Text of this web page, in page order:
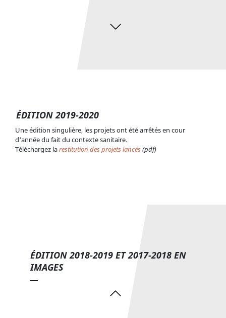
ÉDITION 2019-2020
Une édition singulière, les projets ont été arrêtés en cour
d'année du fait du contexte sanitaire.
Téléchargez larestitution des projets lancés(pdf)
ÉDITION 2018-2019 ET 2017-2018 EN
IMAGES
Patrimoine et moi - école Laborde 2017/2018